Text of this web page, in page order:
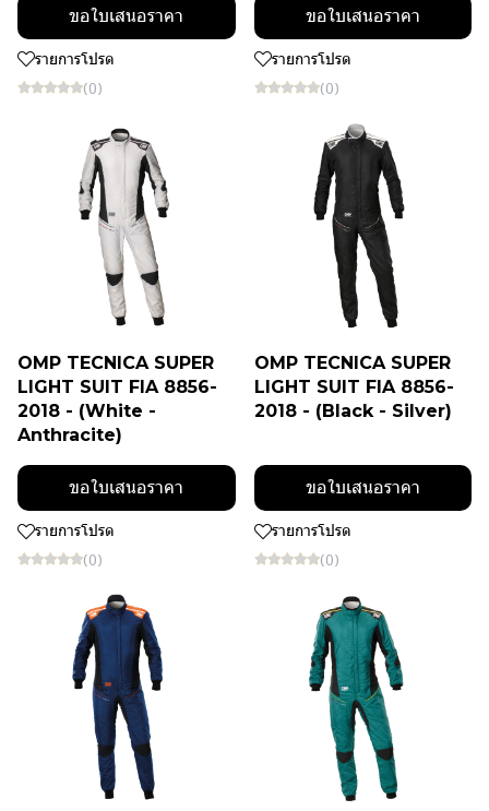
ขอใบเสนอราคา
รายการโปรด
(0)
ขอใบเสนอราคา
รายการโปรด
(0)
OMP TECNICA SUPER
LIGHT SUIT FIA 8856-
2018 - (White -
Anthracite)
ขอใบเสนอราคา
รายการโปรด
(0)
OMP TECNICA SUPER
LIGHT SUIT FIA 8856-
2018 - (Black - Silver)
ขอใบเสนอราคา
รายการโปรด
(0)